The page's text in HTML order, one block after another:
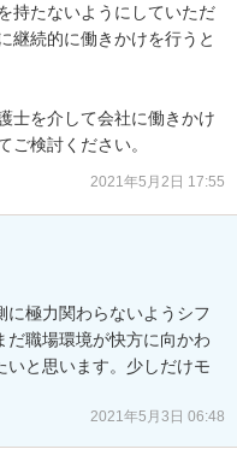
持たないようにしていただ
継続的に働きかけを行うと
士を介して会社に働きかけ
ご検討ください。
2021年5月2日 17:55
に極力関わらないようシフ
だ職場環境が快方に向かわ
いと思います。少しだけモ
2021年5月3日 06:48